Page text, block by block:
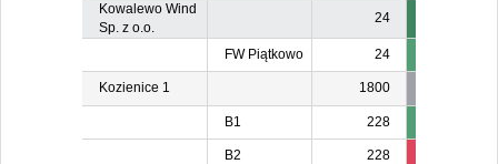
Kowalewo Wind
Sp. z o.o.
24
FW Piątkowo 24
Kozienice 1 1800
B1 228
B2 228